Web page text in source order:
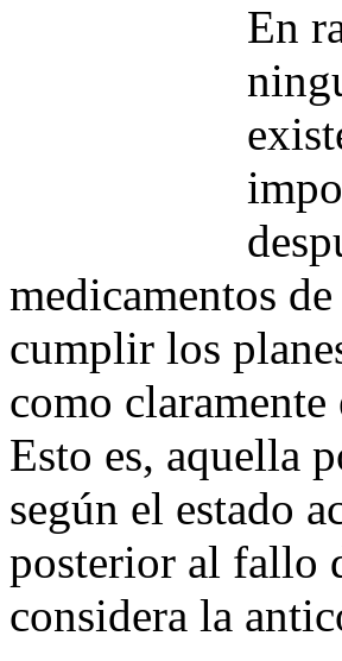
En
medicamentos
cumplir los
como
Esto es, aquella
según el estado
posterior al fallo
considera la